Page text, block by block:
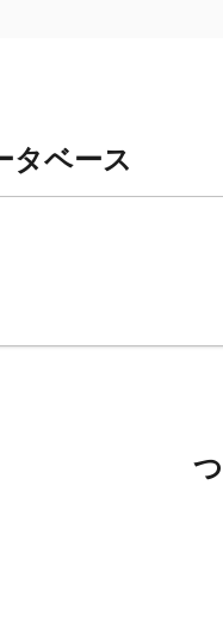
タベース